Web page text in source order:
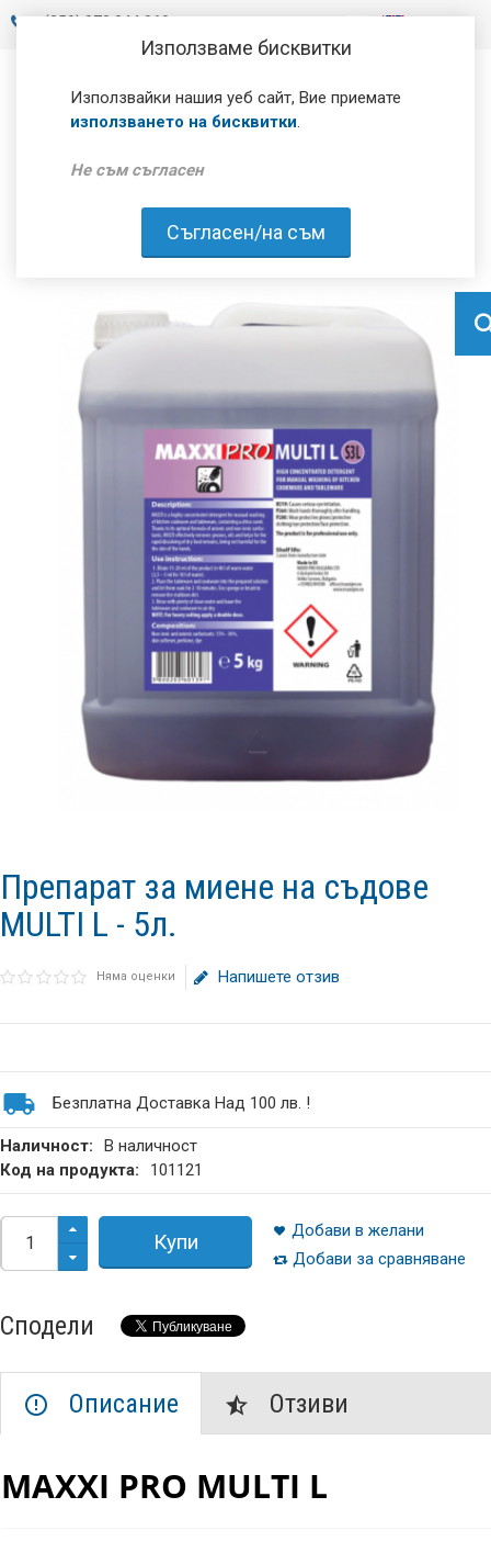
Използваме бисквитки
Използвайки нашия уеб сайт, Вие приемате
използването на бисквитки.
Не съм съгласен
Съгласен/на съм
+(359) 878 844 060
Препарат за миене на съдове
MULTI L - 5л.
Няма оценки Напишете отзив
Безплатна Доставка Над 100 лв. !
Наличност:
В наличност
Код на продукта:
101121
Купи
Добави в желани
Добави за сравняване
Сподели
Описание Отзиви
MAXXI PRO MULTI L